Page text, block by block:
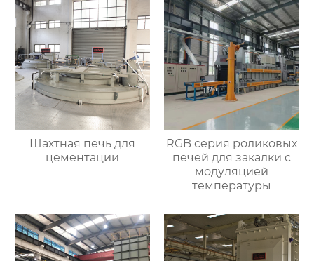
Шахтная печь для
цементации
RGB серия роликовых
печей для закалки с
модуляцией
температуры